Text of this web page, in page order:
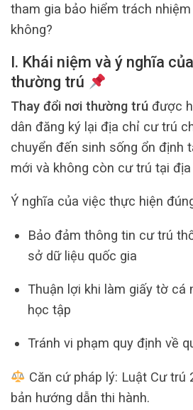
tham gia bảo hiểm trách
không?
I. Khái niệm và ý nghĩa
thường trú
Thay đổi nơi thường trú được
dân đăng ký lại địa chỉ cư trú
chuyển đến sinh sống ổn định
mới và không còn cư trú tại
Ý nghĩa của việc thực hiện
Bảo đảm thông tin cư trú
sở dữ liệu quốc gia
Thuận lợi khi làm giấy tờ cá
học tập
Tránh vi phạm quy định về
Căn cứ pháp lý: Luật Cư trú
bản hướng dẫn thi hành.